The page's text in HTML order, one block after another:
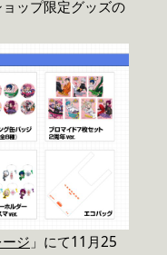
ップ限定グッズの
ジ 」にて11月25